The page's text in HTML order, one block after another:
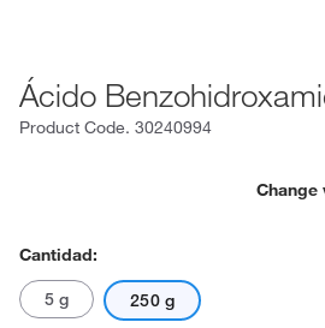
Ácido
Product Code. 30240994
Change
Cantidad:
5 g 250 g